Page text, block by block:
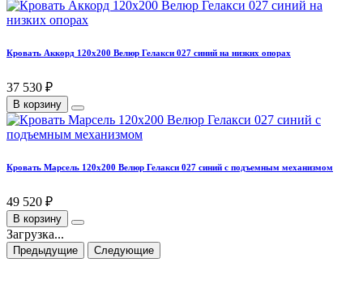
Кровать Аккорд 120х200 Велюр Гелакси 027 синий на низких опорах
37 530 ₽
В корзину
Кровать Марсель 120х200 Велюр Гелакси 027 синий с подъемным механизмом
49 520 ₽
В корзину
Загрузка...
Предыдущие Следующие